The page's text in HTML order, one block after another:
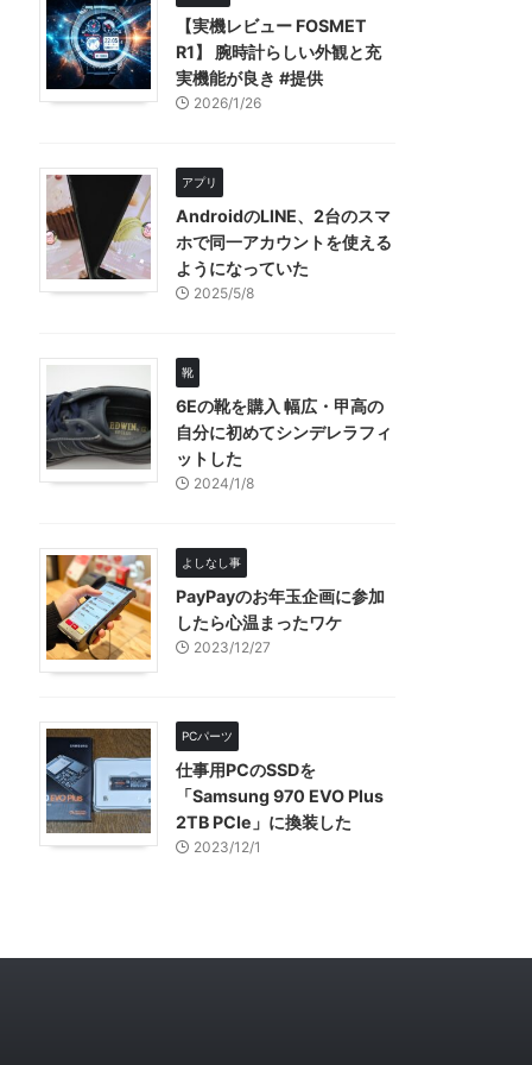
【実機レビュー FOSMET
R1】 腕時計らしい外観と充
実機能が良き #提供
2026/1/26
アプリ
AndroidのLINE、2台のスマ
ホで同一アカウントを使える
ようになっていた
2025/5/8
靴
6Eの靴を購入 幅広・甲高の
自分に初めてシンデレラフィ
ットした
2024/1/8
よしなし事
PayPayのお年玉企画に参加
したら心温まったワケ
2023/12/27
PCパーツ
仕事用PCのSSDを
「Samsung 970 EVO Plus
2TB PCIe」に換装した
2023/12/1